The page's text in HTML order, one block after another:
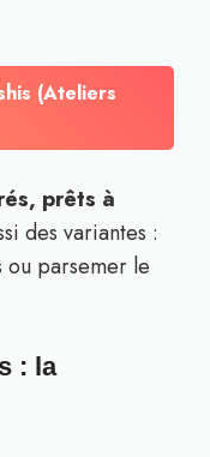
(Ateliers
prêts à
des variantes :
ou parsemer le
: la